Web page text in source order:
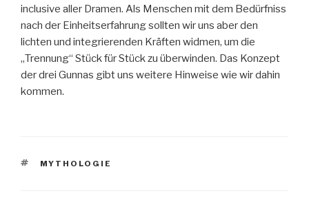
inclusive aller Dramen. Als Menschen mit dem Bedürfniss
nach der Einheitserfahrung sollten wir uns aber den
lichten und integrierenden Kräften widmen, um die
„Trennung“ Stück für Stück zu überwinden. Das Konzept
der drei Gunnas gibt uns weitere Hinweise wie wir dahin
kommen.
SCHLAGWÖRTER
MYTHOLOGIE